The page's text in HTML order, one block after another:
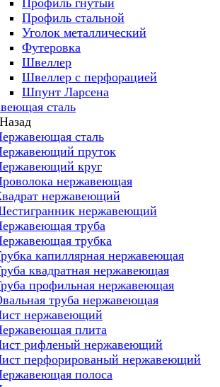
Профиль гнутый
Профиль стальной
Уголок металлический
Футеровка
Швеллер
Швеллер с перфорацией
Шпунт Ларсена
сталь
Назад
сталь
пруток
круг
нержавеющая
нержавеющий
нержавеющий
труба
трубка
капиллярная нержавеющая
квадратная нержавеющая
профильная нержавеющая
труба нержавеющая
нержавеющий
плита
рифленый нержавеющий
перфорированый нержавеющий
полоса